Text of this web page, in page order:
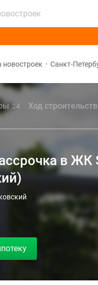
новостроек • Санкт-
24 Ход
в ЖК